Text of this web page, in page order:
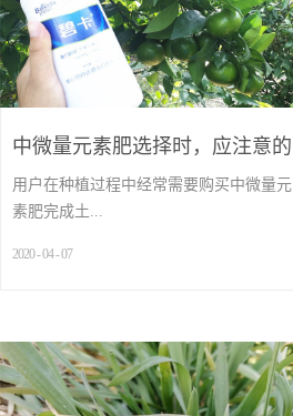
中微量元素肥选择时，应注意的
几点事项
用户在种植过程中经常需要购买中微量元
素肥完成土...
2020-04-07